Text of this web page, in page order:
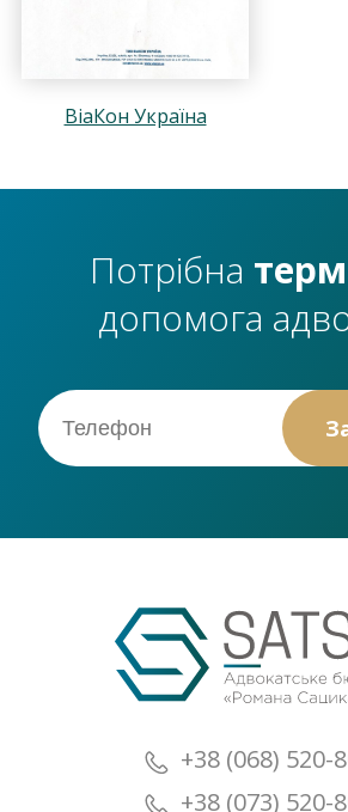
ВіаКон Україна
Потрібна
допомога
+38 (068) 520-
+38 (073) 520-